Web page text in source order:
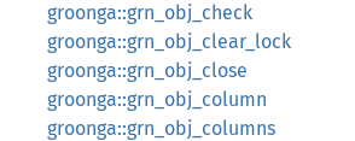
groonga::grn_obj_check
groonga::grn_obj_clear_lock
groonga::grn_obj_close
groonga::grn_obj_column
groonga::grn_obj_columns